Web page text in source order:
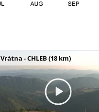
Vrátna - CHLEB (18 km)